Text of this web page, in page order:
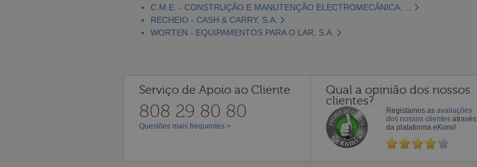
C.M.E. - CONSTRUÇÃO E MANUTENÇÃO ELECTROMECÂNICA, ...
RECHEIO - CASH & CARRY, S.A.
WORTEN - EQUIPAMENTOS PARA O LAR, S.A.
Serviço de Apoio ao Cliente
808 29 80 80
Questões mais frequentes >
Qual a opinião dos nossos
clientes?
Registamos as avaliações
dos nossos clientes através
da plataforma eKomi!